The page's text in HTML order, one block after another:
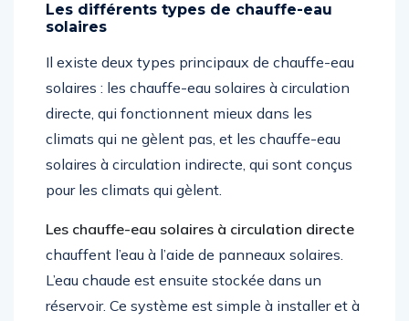
Les différents types de chauffe-eau
solaires
Il existe deux types principaux de chauffe-eau
solaires : les chauffe-eau solaires à circulation
directe, qui fonctionnent mieux dans les
climats qui ne gèlent pas, et les chauffe-eau
solaires à circulation indirecte, qui sont conçus
pour les climats qui gèlent.
Les chauffe-eau solaires à circulation directe
chauffent l’eau à l’aide de panneaux solaires.
L’eau chaude est ensuite stockée dans un
réservoir. Ce système est simple à installer et à